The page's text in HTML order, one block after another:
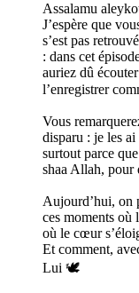
Assalamu
J’espère que
s’est pas
: dans cet
auriez dû
l’enregistrer
Vous
disparu : je les ai
surtout parce
shaa Allah, pour
Aujourd’hui, on
ces moments
où le cœur
Et comment,
Lui 🕊️